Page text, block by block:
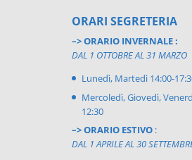
ORARI SEGRETERIA
–> ORARIO INVERNALE :
DAL 1 OTTOBRE AL 31 MARZO
Lunedì, Martedì 14:00-
Mercoledì, Giovedì,
12:30
–> ORARIO ESTIVO:
DAL 1 APRILE AL 30